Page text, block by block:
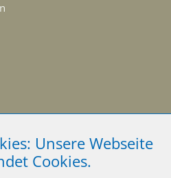
0
10Unsere Webseite
Cookies.